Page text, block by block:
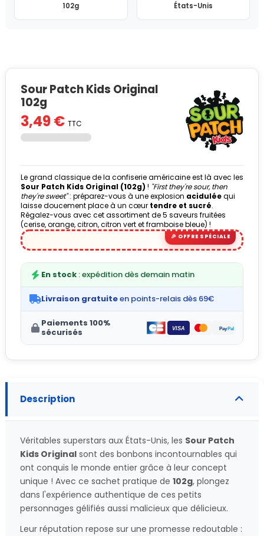
102g États-Unis
Sour Patch Kids Original
102g
3,49 € TTC
Le grand classique de la confiserie américaine est là avec les
Sour Patch Kids Original (102g) ! "First they're sour, then
they're sweet": préparez-vous à une explosion aciduléequi
laisse doucement place à un cœur tendre et sucré.
Régalez-vous avec cet assortiment de 5 saveurs fruitées
(cerise, orange, citron, citron vert et framboise bleue) !
En stock : expédition dès demain matin
Livraison gratuiteen points-relais dès 69€
Paiements 100%
sécurisés
Description
Véritables superstars aux États-Unis, les Sour Patch
Kids Original sont des bonbons incontournables qui
ont conquis le monde entier grâce à leur concept
unique ! Avec ce sachet pratique de 102g, plongez
dans l'expérience authentique de ces petits
personnages gélifiés aussi malicieux que délicieux.
Leur réputation repose sur une promesse redoutable :